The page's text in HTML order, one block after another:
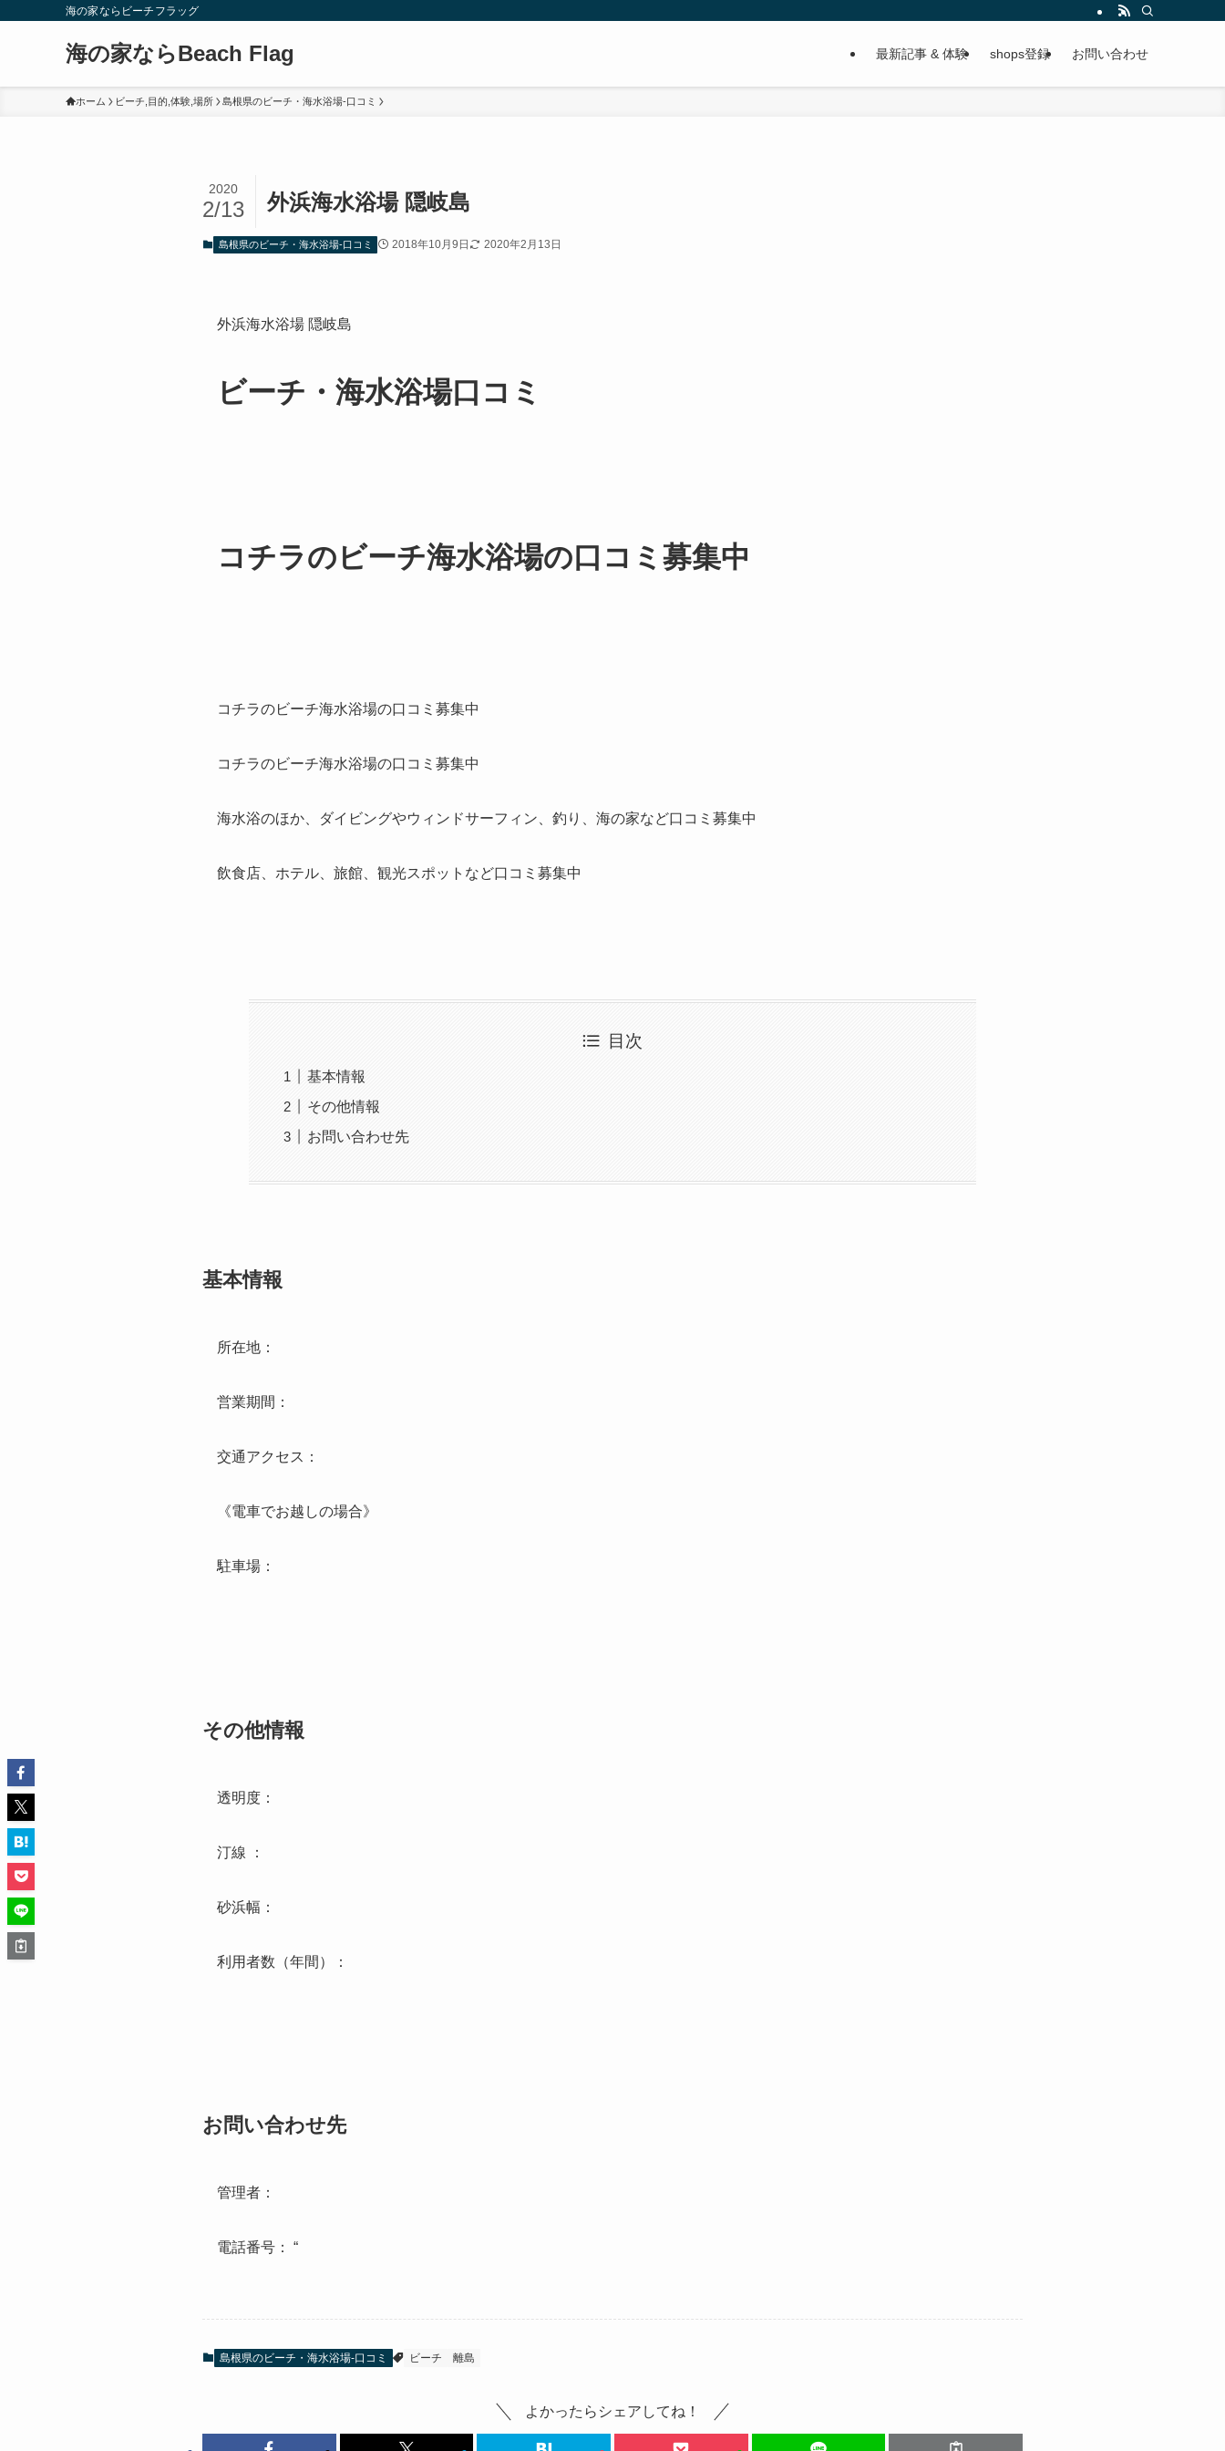
海の家ならビーチフラッグ
海の家ならBeach Flag 最新記事 & 体験 shops登録 お問い合わせ
ホーム ビーチ,目的,体験,場所 島根県のビーチ・海水浴場-口コミ
外浜海水浴場 隠岐島
2020
2/13
島根県のビーチ・海水浴場-口コミ 2018年10月9日 2020年2月13日
外浜海水浴場 隠岐島
ビーチ・海水浴場口コミ
コチラのビーチ海水浴場の口コミ募集中
コチラのビーチ海水浴場の口コミ募集中
コチラのビーチ海水浴場の口コミ募集中
海水浴のほか、ダイビングやウィンドサーフィン、釣り、海の家など口コミ募集中
飲食店、ホテル、旅館、観光スポットなど口コミ募集中
目次
基本情報
その他情報
お問い合わせ先
基本情報
所在地：
営業期間：
交通アクセス：
《電車でお越しの場合》
駐車場：
その他情報
透明度：
汀線 ：
砂浜幅：
利用者数（年間）：
お問い合わせ先
管理者：
電話番号： “
島根県のビーチ・海水浴場-口コミ ビーチ 離島
よかったらシェアしてね！